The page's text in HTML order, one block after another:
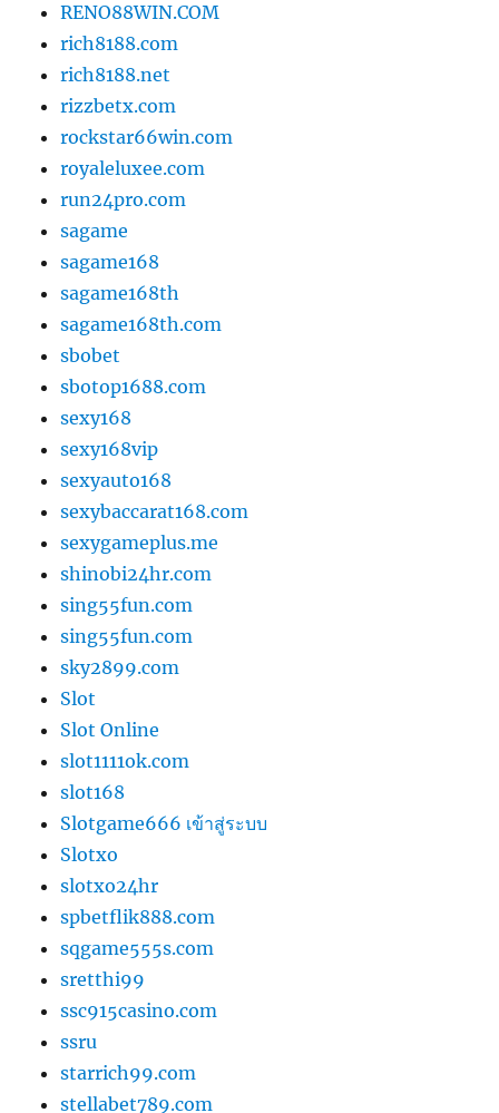
RENO88WIN.COM
rich8188.com
rich8188.net
rizzbetx.com
rockstar66win.com
royaleluxee.com
run24pro.com
sagame
sagame168
sagame168th
sagame168th.com
sbobet
sbotop1688.com
sexy168
sexy168vip
sexyauto168
sexybaccarat168.com
sexygameplus.me
shinobi24hr.com
sing55fun.com
sing55fun.com
sky2899.com
Slot
Slot Online
slot1111ok.com
slot168
Slotgame666 เข้าสู่ระบบ
Slotxo
slotxo24hr
spbetflik888.com
sqgame555s.com
sretthi99
ssc915casino.com
ssru
starrich99.com
stellabet789.com